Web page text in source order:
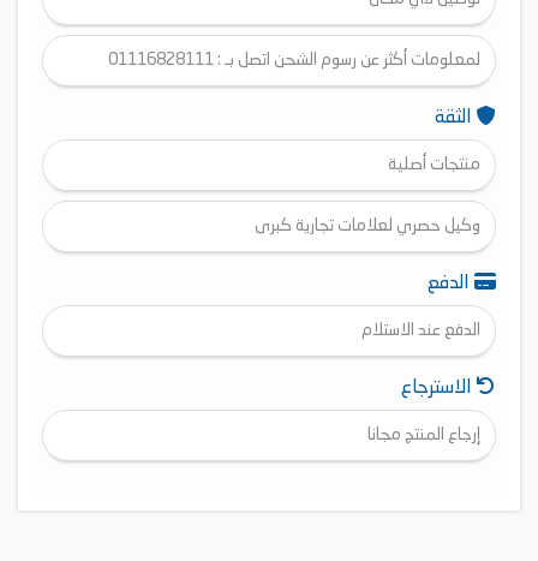
لمعلومات أكثر عن رسوم الشحن اتصل بـ : 01116828111
الثقة
منتجات أصلية
وكيل حصري لعلامات تجارية كبرى
الدفع
الدفع عند الاستلام
الاسترجاع
إرجاع المنتج مجانا